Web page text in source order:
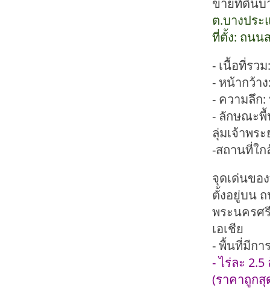
ต.บางประ
ที่ตั้ง: ถนน
- เนื้อที่รวม
- หน้ากว้า
- ความลึก:
- ลักษณะพื้
ลุ่มเจ้าพร
-สถานที่ใก
จุดเด่นขอ
ตั้งอยู่บน
พระนครศ
เอเชีย
- พื้นที่มีกา
- ไร่ละ
(ราคาถูก